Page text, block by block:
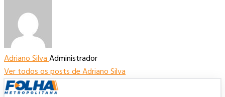
Adriano SilvaAdministrador
Ver todos os posts de Adriano Silva